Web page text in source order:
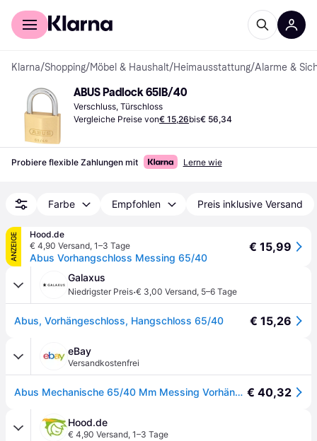
Für Shopper
Klarna/Shopping/Möbel & Haushalt/Heimausstattung/Alarme &
ABUS Padlock 65IB/40
Verschluss, Türschloss
Vergleiche Preise von€ 15,26bis€ 56,34
Probiere flexible Zahlungen mit Lerne wie
Farbe Empfohlen Preis inklusive Versand
ANZEIGE
Hood.de
€ 4,90 Versand, 1–3 Tage
Abus Vorhangschloss Messing 65/40
€ 15,99
Galaxus
Niedrigster Preis·€ 3,00 Versand, 5–6 Tage
Abus, Vorhängeschloss, Hangschloss 65/40 € 15,26
eBay
Versandkostenfrei
Abus Mechanische 65/40 Mm Messing Vorhängeschloss Im Set Carded ABU6540C € 40,32
Hood.de
€ 4,90 Versand, 1–3 Tage